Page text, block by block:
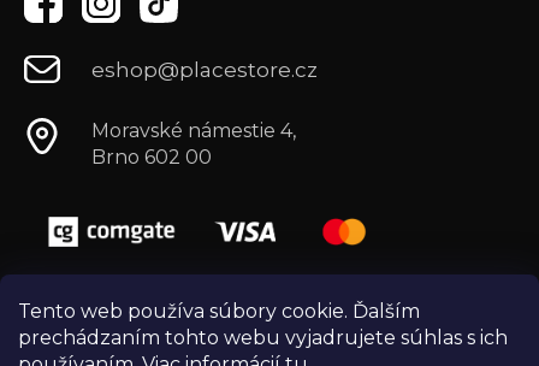
Tento web používa súbory cookie. Ďalším
prechádzaním tohto webu vyjadrujete súhlas s ich
eshop@placestore.cz
Moravské námestie 4,
Brno 602 00